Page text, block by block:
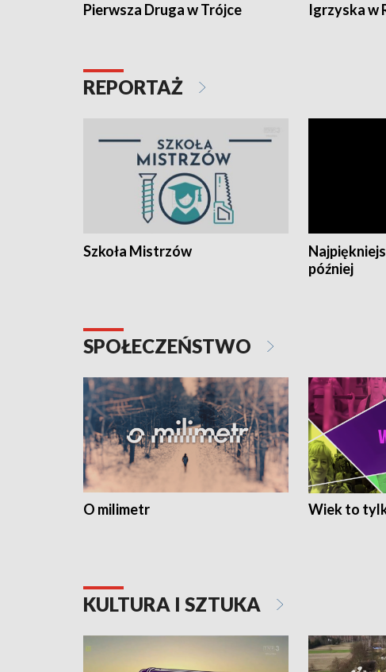
Pierwsza Druga w Trójce Igrzyska w
REPORTAŻ
Szkoła Mistrzów
później
SPOŁECZEŃSTWO
O milimetr Wiek to
KULTURA I SZTUKA